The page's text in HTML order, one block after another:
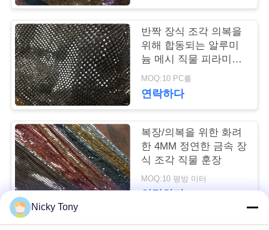
세
요
뉴
스
인
용
문
을
반짝 장식 조각 의복을
위해 합동되는 알루미
늄 메시 직물 피라미드
조각
MOQ:10 PC를
연락하다
복장/의복을 위한 화려
한 4MM 정연한 금속 장
식 조각 직물 훈장
MOQ:10 평방 미터
연락하다
Nicky Tony